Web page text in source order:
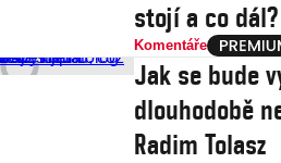
stojí a co dál?
Komentáře
Jak se bude
dlouhodobě
Radim Tolasz